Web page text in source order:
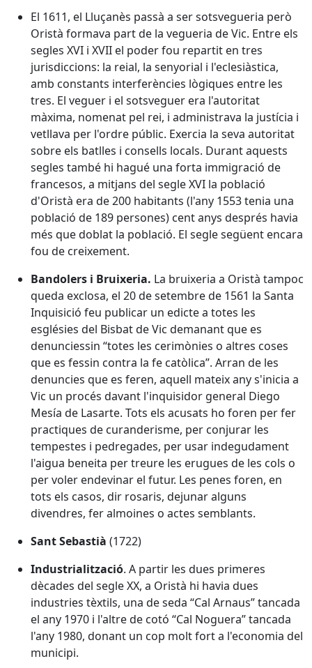
El 1611, el Lluçanès passà a ser sotsvegueria però
Oristà formava part de la vegueria de Vic. Entre els
segles XVI i XVII el poder fou repartit en tres
jurisdiccions: la reial, la senyorial i l'eclesiàstica,
amb constants interferències lògiques entre les
tres. El veguer i el sotsveguer era l'autoritat
màxima, nomenat pel rei, i administrava la justícia i
vetllava per l'ordre públic. Exercia la seva autoritat
sobre els batlles i consells locals. Durant aquests
segles també hi hagué una forta immigració de
francesos, a mitjans del segle XVI la població
d'Oristà era de 200 habitants (l'any 1553 tenia una
població de 189 persones) cent anys després havia
més que doblat la població. El segle següent encara
fou de creixement.
Bandolers i Bruixeria. La bruixeria a Oristà tampoc
queda exclosa, el 20 de setembre de 1561 la Santa
Inquisició feu publicar un edicte a totes les
esglésies del Bisbat de Vic demanant que es
denunciessin “totes les cerimònies o altres coses
que es fessin contra la fe catòlica”. Arran de les
denuncies que es feren, aquell mateix any s'inicia a
Vic un procés davant l'inquisidor general Diego
Mesía de Lasarte. Tots els acusats ho foren per fer
practiques de curanderisme, per conjurar les
tempestes i pedregades, per usar indegudament
l'aigua beneita per treure les erugues de les cols o
per voler endevinar el futur. Les penes foren, en
tots els casos, dir rosaris, dejunar alguns
divendres, fer almoines o actes semblants.
Sant Sebastià (1722)
Industrialització. A partir les dues primeres
dècades del segle XX, a Oristà hi havia dues
industries tèxtils, una de seda “Cal Arnaus” tancada
el any 1970 i l'altre de cotó “Cal Noguera” tancada
l'any 1980, donant un cop molt fort a l'economia del
municipi.